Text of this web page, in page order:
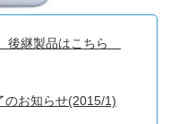
後継製品はこちら
のお知らせ(2015/1)